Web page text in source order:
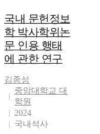
국내 문헌정보
학 박사학위논
문 인용 행태
에 관한 연구
김종성
중앙대학교 대
학원
2024
국내석사